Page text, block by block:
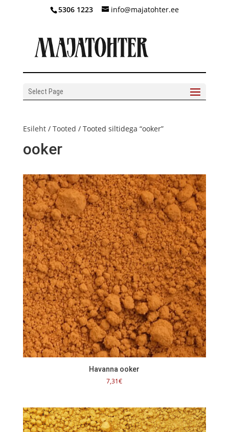
5306 1223 info@majatohter.ee
Select Page
Esileht/ Tooted / Tooted siltidega “ooker”
ooker
Havanna ooker
7,31€